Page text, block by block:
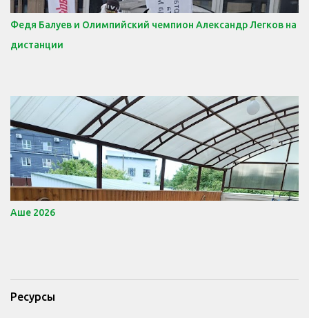
Федя Балуев и Олимпийский чемпион Александр Легков на
дистанции
Аше 2026
Ресурсы